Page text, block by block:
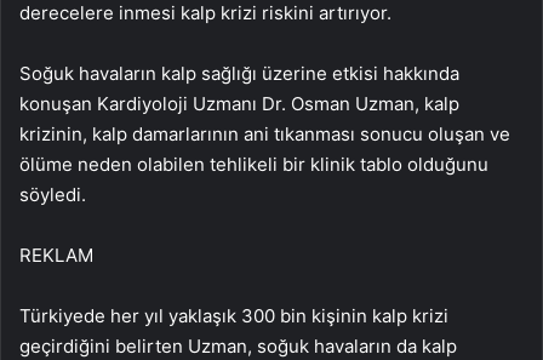
derecelere inmesi kalp krizi riskini artırıyor.
Soğuk havaların kalp sağlığı üzerine etkisi hakkında
konuşan Kardiyoloji Uzmanı Dr. Osman Uzman, kalp
krizinin, kalp damarlarının ani tıkanması sonucu oluşan ve
ölüme neden olabilen tehlikeli bir klinik tablo olduğunu
söyledi.
REKLAM
Türkiyede her yıl yaklaşık 300 bin kişinin kalp krizi
geçirdiğini belirten Uzman, soğuk havaların da kalp